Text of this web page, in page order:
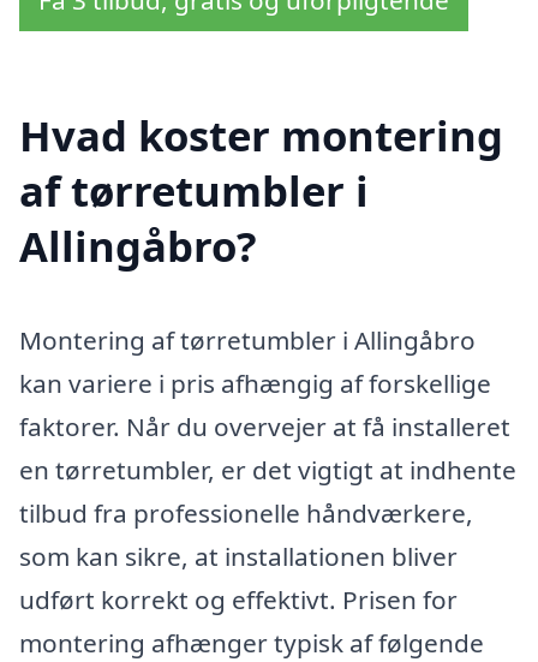
Hvad koster montering
af tørretumbler i
Allingåbro?
Montering af tørretumbler i Allingåbro
kan variere i pris afhængig af forskellige
faktorer. Når du overvejer at få installeret
en tørretumbler, er det vigtigt at indhente
tilbud fra professionelle håndværkere,
som kan sikre, at installationen bliver
udført korrekt og effektivt. Prisen for
montering afhænger typisk af følgende